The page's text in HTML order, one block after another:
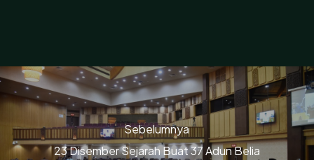
Sebelumnya
23 Disember Sejarah Buat 37 Adun Belia